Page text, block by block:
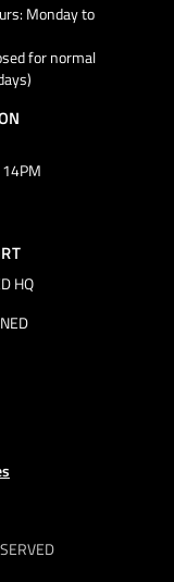
Monday to
for normal
HQ